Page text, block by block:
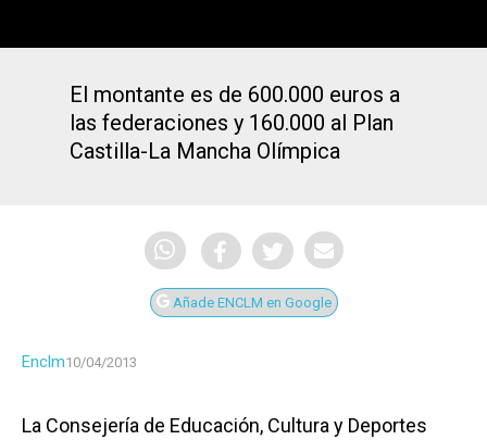
El montante es de 600.000 euros a
las federaciones y 160.000 al Plan
Castilla-La Mancha Olímpica
Añade ENCLM en Google
Enclm10/04/2013
La Consejería de Educación, Cultura y Deportes